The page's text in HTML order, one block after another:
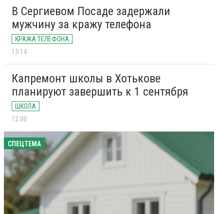
В Сергиевом Посаде задержали
мужчину за кражу телефона
КРАЖА ТЕЛЕФОНА
15:14
Капремонт школы в Хотькове
планируют завершить к 1 сентября
ШКОЛА
12:00
СПЕЦТЕМА